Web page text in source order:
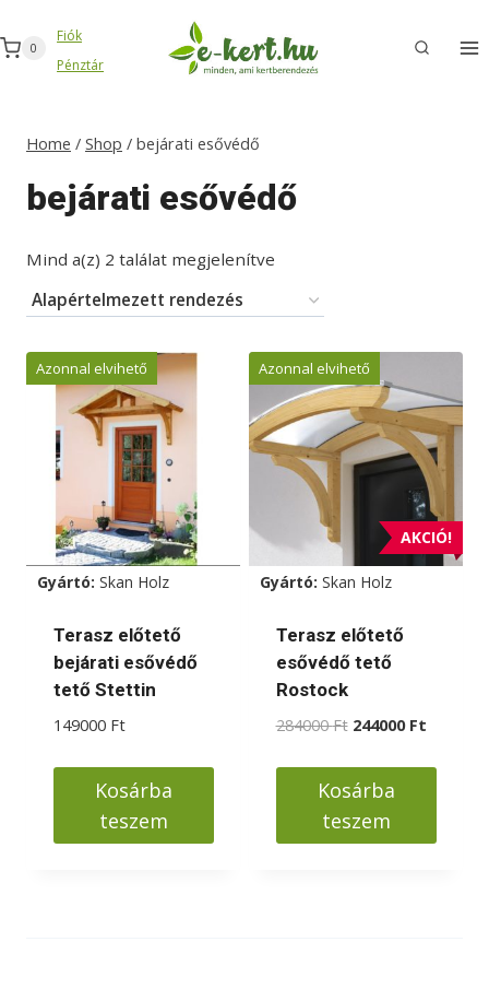
to
content
0
Fiók
Pénztár
Home / Shop / bejárati esővédő
bejárati esővédő
Mind a(z) 2 találat megjelenítve
Azonnal elvihető
Gyártó: Skan Holz
Terasz előtető
bejárati esővédő
tető Stettin
149000 Ft
Kosárba
teszem
AKCIÓ!
Azonnal elvihető
Gyártó: Skan Holz
Terasz előtető
esővédő tető
Rostock
284000Ft Original
was:
284000 Ft.
244000 FtCurrent
is:
Kosárba
teszem